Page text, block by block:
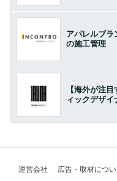
アパレルブラ
の施工管理
【海外が注
ィックデザイ
運営会社 広告・取材につ